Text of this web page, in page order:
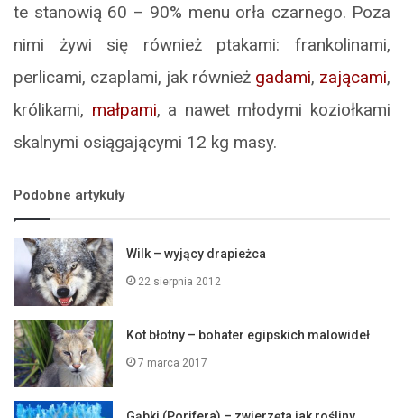
te stanowią 60 – 90% menu orła czarnego. Poza
nimi żywi się również ptakami: frankolinami,
perlicami, czaplami, jak również gadami, zającami,
królikami, małpami, a nawet młodymi koziołkami
skalnymi osiągającymi 12 kg masy.
Podobne artykuły
Wilk – wyjący drapieżca
22 sierpnia 2012
Kot błotny – bohater egipskich malowideł
7 marca 2017